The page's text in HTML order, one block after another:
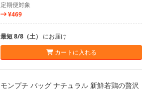
定期便対象
¥469
最短 8/8（土） にお届け
カートに入れる
モンプチ バッグ ナチュラル 新鮮若鶏の贅沢